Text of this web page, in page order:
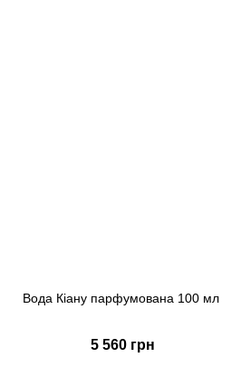
Вода Кіану парфумована 100 мл
5 560 грн